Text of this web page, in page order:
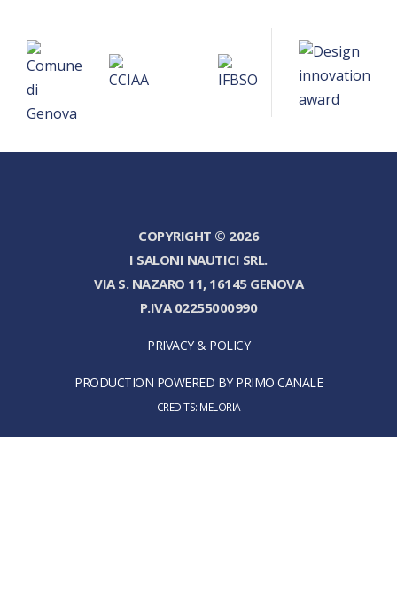
COPYRIGHT © 2026
I SALONI NAUTICI SRL.
VIA S. NAZARO 11, 16145 GENOVA
P.IVA 02255000990
PRIVACY & POLICY
PRODUCTION POWERED BY PRIMO CANALE
CREDITS: MELORIA